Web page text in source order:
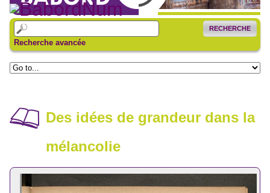
RECHERCHE
Recherche avancée
Des idées de grandeur dans la
mélancolie